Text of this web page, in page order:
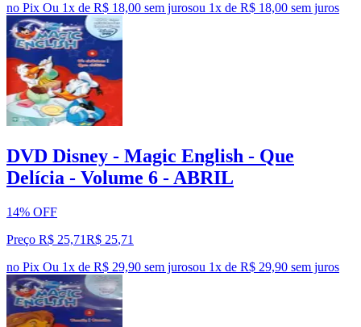
no Pix Ou 1x de R$ 18,00 sem jurosou 1x de R$ 18,00 sem juros
DVD Disney - Magic English - Que
Delícia - Volume 6 - ABRIL
14% OFF
Preço R$ 25,71R$ 25,71
no Pix Ou 1x de R$ 29,90 sem jurosou 1x de R$ 29,90 sem juros